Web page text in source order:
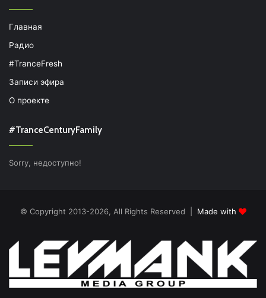
Главная
Радио
#TranceFresh
Записи эфира
О проекте
#TranceCenturyFamily
Sorry, недоступно!
© Copyright 2013-2026, All Rights Reserved | Made with